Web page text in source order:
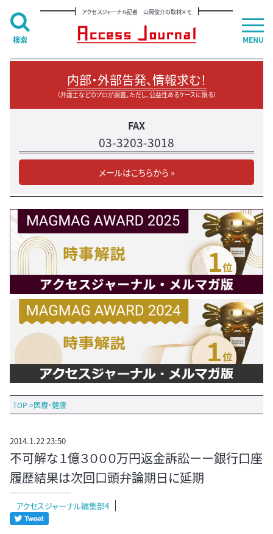
アクセスジャーナル記者 山岡俊介の取材メモ
内部・外部告発、情報求む！
（弁護士などのプロが調査。ただし、公益性あるケースに限る）
FAX
03-3203-3018
メールはこちらから »
TOP >医療・健康
2014.1.22 23:50
不可解な１億３０００万円返金訴訟ーー銀行口座
履歴結果は次回口頭弁論期日に延期
アクセスジャーナル編集部4
MENU
検索